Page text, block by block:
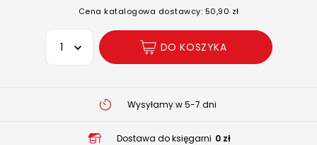
Cena katalogowa dostawcy: 50,90 zł
Wybierz opcję
DO KOSZYKA
Wysyłamy w 5-7 dni
Dostawa do księgarni 0 zł